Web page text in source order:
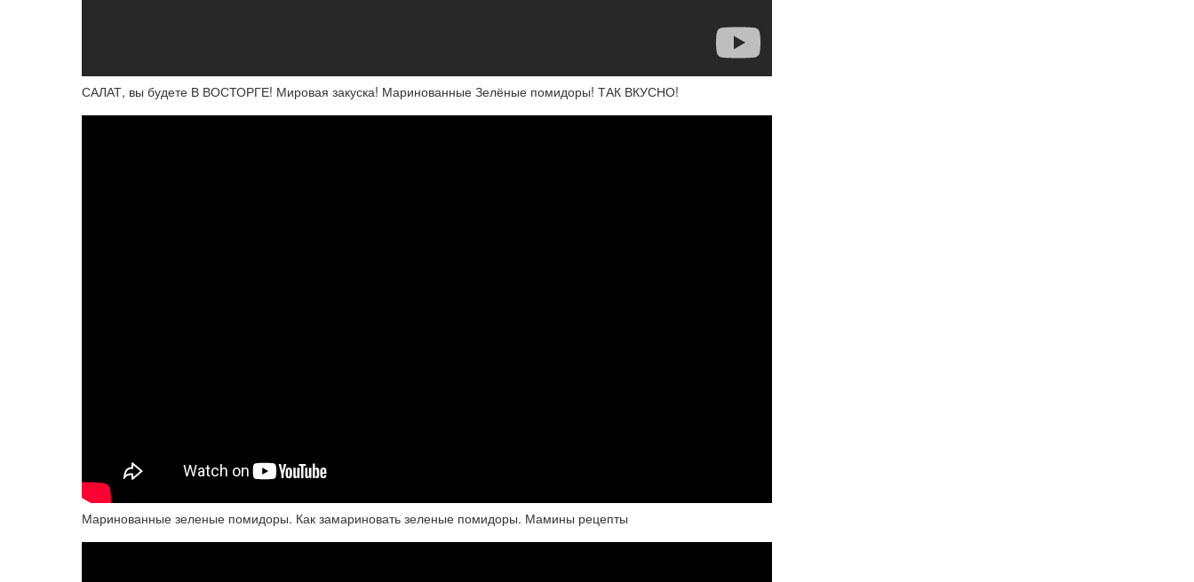
САЛАТ, вы будете В ВОСТОРГЕ! Мировая закуска! Маринованные Зелёные помидоры! ТАК ВКУСНО!
Маринованные зеленые помидоры. Как замариновать зеленые помидоры. Мамины рецепты